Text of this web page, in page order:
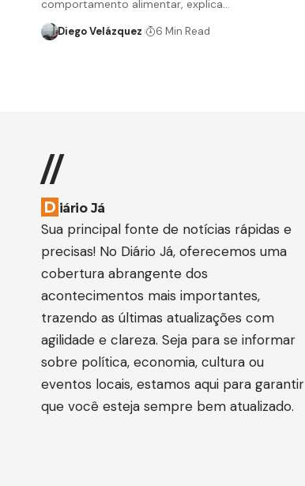
comportamento alimentar, explica…
Diego Velázquez 6 Min Read
//
D iário Já
Sua principal fonte de notícias rápidas e
precisas! No Diário Já, oferecemos uma
cobertura abrangente dos
acontecimentos mais importantes,
trazendo as últimas atualizações com
agilidade e clareza. Seja para se informar
sobre política, economia, cultura ou
eventos locais, estamos aqui para garantir
que você esteja sempre bem atualizado.